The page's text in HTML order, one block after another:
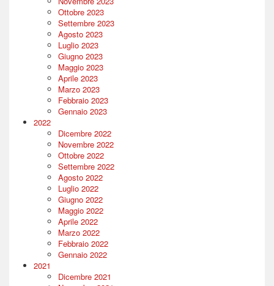
Ottobre 2023
Settembre 2023
Agosto 2023
Luglio 2023
Giugno 2023
Maggio 2023
Aprile 2023
Marzo 2023
Febbraio 2023
Gennaio 2023
2022
Dicembre 2022
Novembre 2022
Ottobre 2022
Settembre 2022
Agosto 2022
Luglio 2022
Giugno 2022
Maggio 2022
Aprile 2022
Marzo 2022
Febbraio 2022
Gennaio 2022
2021
Dicembre 2021